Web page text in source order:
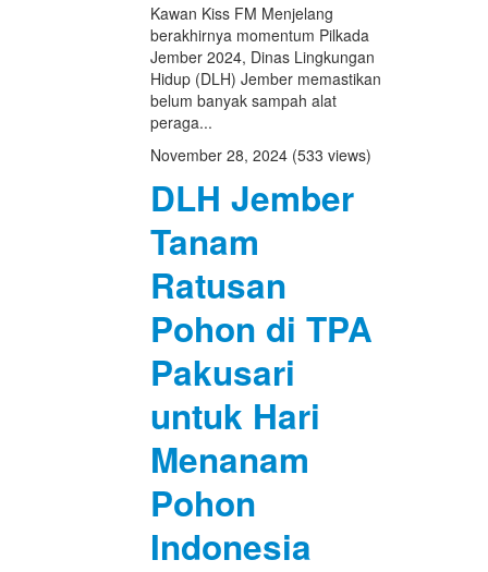
Kawan Kiss FM Menjelang
berakhirnya momentum Pilkada
Jember 2024, Dinas Lingkungan
Hidup (DLH) Jember memastikan
belum banyak sampah alat
peraga...
November 28, 2024(533 views)
DLH Jember
Tanam
Ratusan
Pohon di TPA
Pakusari
untuk Hari
Menanam
Pohon
Indonesia